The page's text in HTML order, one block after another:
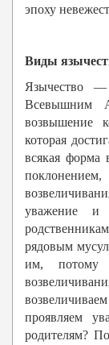
эпоху
Виды
Язычество
Всевышним
возвышение
которая
всякая форма
уважение
рядовым
им,
проявляем
родителям?